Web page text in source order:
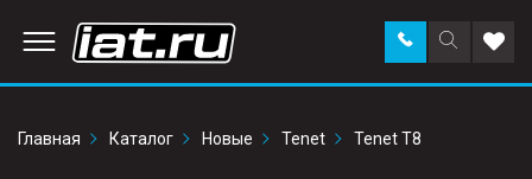
Поиск
по
Заказать
звонок в
Главная
Каталог Новые Tenet Tenet T8